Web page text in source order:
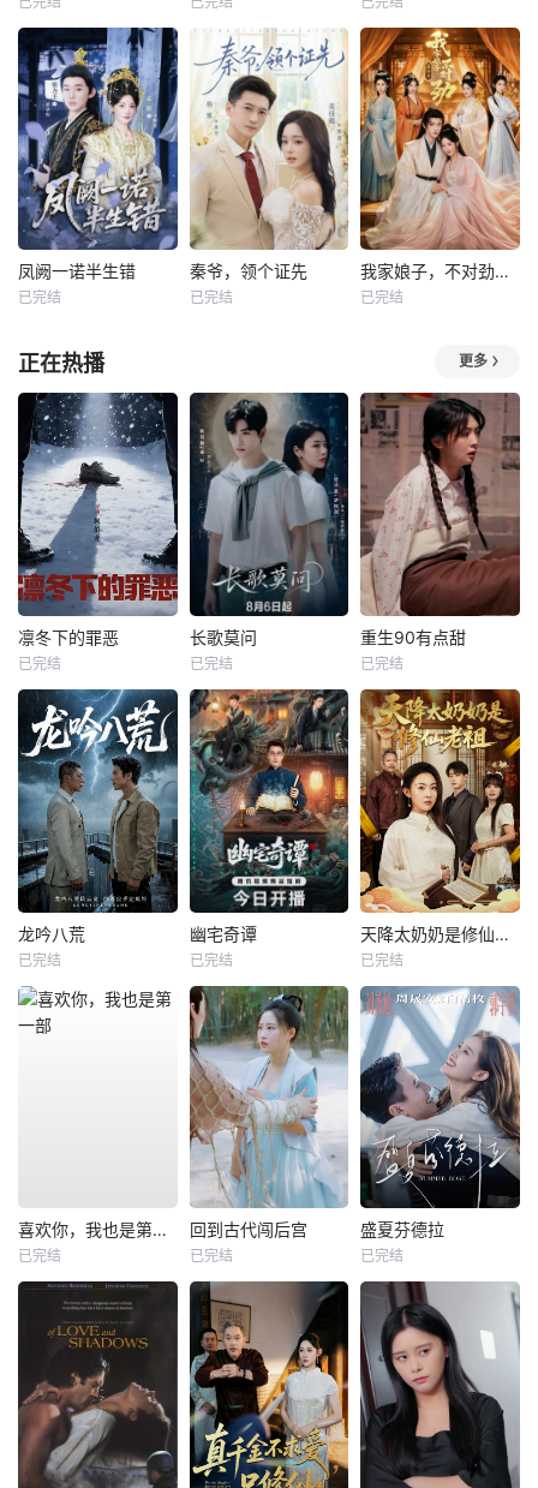
凤阙一诺半生错
已完结
秦爷，领个证先
已完结
我家娘子，不对劲第四季
已完结
正在热播 更多
凛冬下的罪恶
已完结
长歌莫问
已完结
重生90有点甜
已完结
龙吟八荒
已完结
幽宅奇谭
已完结
天降太奶奶是修仙老祖
已完结
喜欢你，我也是第一部
已完结
回到古代闯后宫
已完结
盛夏芬德拉
已完结